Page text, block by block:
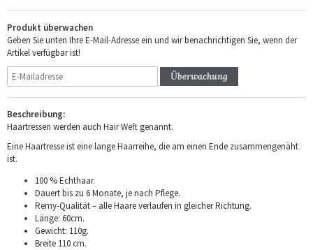
Produkt überwachen
Geben Sie unten Ihre E-Mail-Adresse ein und wir benachrichtigen Sie, wenn der
Artikel verfügbar ist!
Überwachung
Beschreibung:
Haartressen werden auch Hair Weft genannt.
Eine Haartresse ist eine lange Haarreihe, die am einen Ende zusammengenäht
ist.
100 % Echthaar.
Dauert bis zu 6 Monate, je nach Pflege.
Remy-Qualität – alle Haare verlaufen in gleicher Richtung.
Länge: 60cm.
Gewicht: 110g.
Breite 110 cm.